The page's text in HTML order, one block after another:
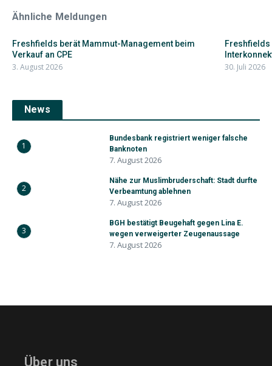
Ähnliche Meldungen
Freshfields berät Mammut-Management beim
Verkauf an CPE
3. August 2026
Freshfields
30. Juli 2026
News
1
Bundesbank registriert weniger falsche
Banknoten
7. August 2026
2
Nähe zur Muslimbruderschaft: Stadt durfte
Verbeamtung ablehnen
7. August 2026
3
BGH bestätigt Beugehaft gegen Lina E.
wegen verweigerter Zeugenaussage
7. August 2026
Über uns